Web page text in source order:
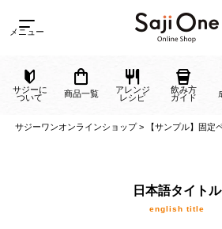
メニュー
サジーに アレンジ 飲み方
日本語タイトル